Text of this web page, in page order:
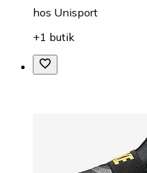
hos Unisport
+1 butik